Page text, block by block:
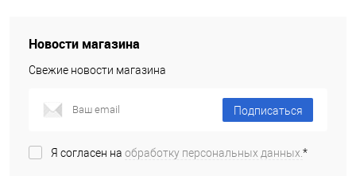
Новости магазина
Свежие новости магазина
Подписаться
Я согласен на обработку персональных данных.*